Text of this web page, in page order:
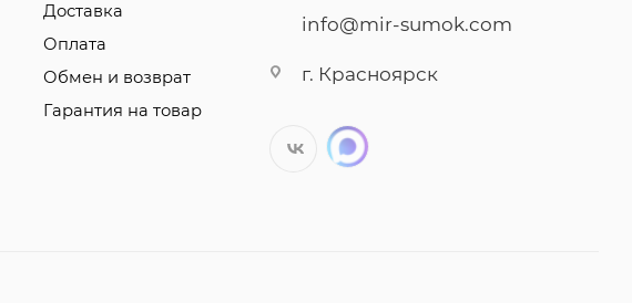
Доставка
Оплата
Обмен и возврат
Гарантия на товар
info@mir-sumok.com
г. Красноярск